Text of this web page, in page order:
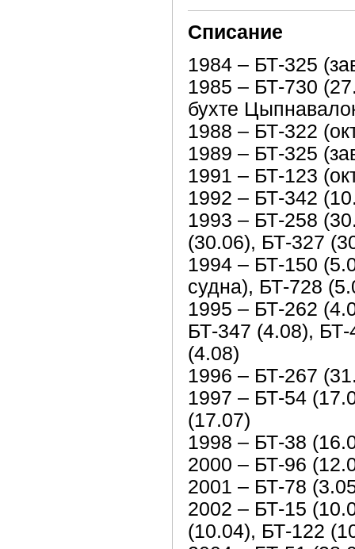
Списание
1984 – БТ-325
1985 – БТ-730
бухте
1988 – БТ-322
1989 – БТ-325
1991 – БТ-123
1992 – БТ-342
1993 – БТ-258
(30.06), БТ-327
1994 – БТ-150
судна), БТ-728
1995 – БТ-262
БТ-347 (4.08),
(4.08)
1996 – БТ-267
1997 – БТ-54
(17.07)
1998 – БТ-38
2000 – БТ-96
2001 – БТ-78
2002 – БТ-15
(10.04), БТ-122